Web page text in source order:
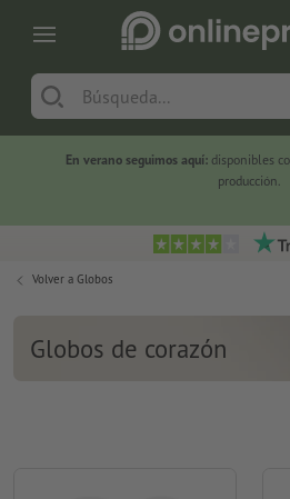
En verano seguimos aquí: disponibles
producción.
Volver a Globos
Globos de corazón